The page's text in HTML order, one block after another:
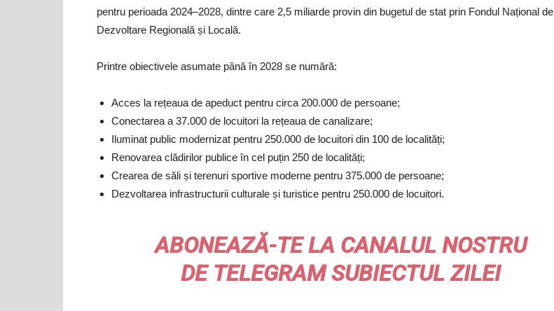
pentru perioada 2024–2028, dintre care 2,5 miliarde provin din bugetul de stat prin Fondul Național de
Dezvoltare Regională și Locală.
Printre obiectivele asumate până în 2028 se numără:
Acces la rețeaua de apeduct pentru circa 200.000 de persoane;
Conectarea a 37.000 de locuitori la rețeaua de canalizare;
Iluminat public modernizat pentru 250.000 de locuitori din 100 de localități;
Renovarea clădirilor publice în cel puțin 250 de localități;
Crearea de săli și terenuri sportive moderne pentru 375.000 de persoane;
Dezvoltarea infrastructurii culturale și turistice pentru 250.000 de locuitori.
ABONEAZĂ-TE LA CANALUL NOSTRU
DETELEGRAMSUBIECTUL ZILEI